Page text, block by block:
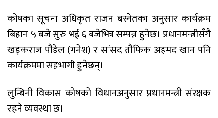
कोषका सूचना अधिकृत राजन बस्नेतका अनुसार कार्यक्रम
बिहान ५ बजे सुरु भई ६ बजेभित्र सम्पन्न हुनेछ। प्रधानमन्त्रीसँगै
खड्कराज पौडेल (गनेश) र सांसद तौफिक अहमद खान पनि
कार्यक्रममा सहभागी हुनेछन्।
लुम्बिनी विकास कोषको विधानअनुसार प्रधानमन्त्री संरक्षक
रहने व्यवस्था छ।